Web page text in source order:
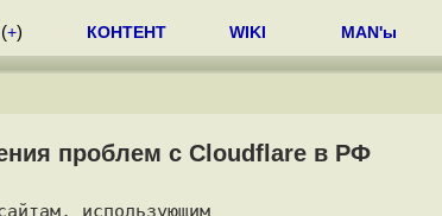
(+) КОНТЕНТ WIKI MAN'ы
проблем с Cloudflare в РФ
использующим